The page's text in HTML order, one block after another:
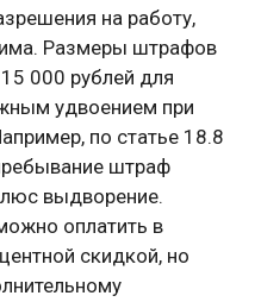
на работу,
Размеры штрафов
000 рублей для
удвоением при
по статье 18.8
штраф
выдворение.
оплатить в
скидкой, но